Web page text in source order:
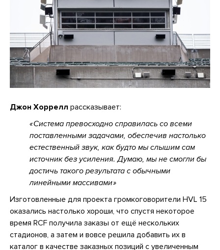
Джон Хоррелл рассказывает:
Система превосходно справилась со всеми
поставленными задачами, обеспечив настолько
естественный звук, как будто мы слышим сам
источник без усиления. Думаю, мы не смогли бы
достичь такого результата с обычными
линейными массивами
Изготовленные для проекта громкоговорители HVL 15
оказались настолько хороши, что спустя некоторое
время RCF получила заказы от ещё нескольких
стадионов, а затем и вовсе решила добавить их в
каталог в качестве заказных позиций с увеличенным